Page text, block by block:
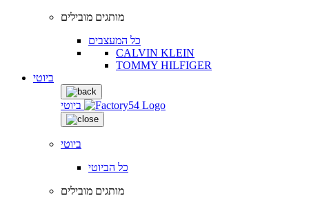
מותגים מובילים
כל המעצבים
CALVIN KLEIN
TOMMY HILFIGER
ביוטי
ביוטי
ביוטי
כל הביוטי
מותגים מובילים